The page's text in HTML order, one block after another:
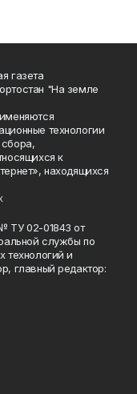
газета
"На земле
технологии
к
находящихся
ТУ 02-01843 от
службы по
технологий и
главный редактор: